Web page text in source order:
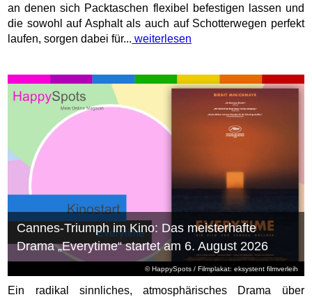
an denen sich Packtaschen flexibel befestigen lassen und
die sowohl auf Asphalt als auch auf Schotterwegen perfekt
laufen, sorgen dabei für... weiterlesen
© HappySpots / Filmplakat: eksystent filmverleih
Cannes-Triumph im Kino: Das meisterhafte
Drama „Everytime“ startet am 6. August 2026
Ein radikal sinnliches, atmosphärisches Drama über